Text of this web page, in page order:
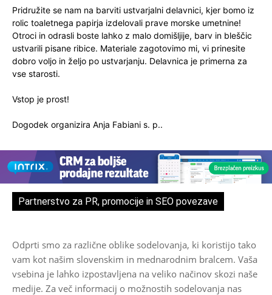
Pridružite se nam na barviti ustvarjalni delavnici, kjer bomo iz
rolic toaletnega papirja izdelovali prave morske umetnine!
Otroci in odrasli boste lahko z malo domišljije, barv in bleščic
ustvarili pisane ribice. Materiale zagotovimo mi, vi prinesite
dobro voljo in željo po ustvarjanju. Delavnica je primerna za
vse starosti.
Vstop je prost!
Dogodek organizira Anja Fabiani s. p..
Partnerstvo za PR, promocije in SEO povezave
Odprti smo za različne oblike sodelovanja, ki koristijo tako
vam kot našim slovenskim in mednarodnim bralcem. Vaša
vsebina je lahko izpostavljena na veliko načinov skozi naše
medije. Za več informacij o možnostih sodelovanja nas